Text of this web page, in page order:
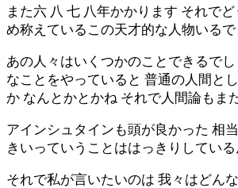
また六 八 七 八年かかります それで
め称えているこの天才的な人物いる
あの人々はいくつかのことできるで
なことをやっていると 普通の人間と
か なんとかとかね それで人間論もま
アインシュタインも頭が良かった 相
きいっていうことははっきりしてい
それで私が言いたいのは 我々はどん